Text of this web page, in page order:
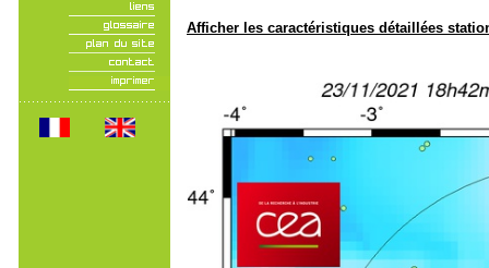
Afficher les caractéristiques détaillées